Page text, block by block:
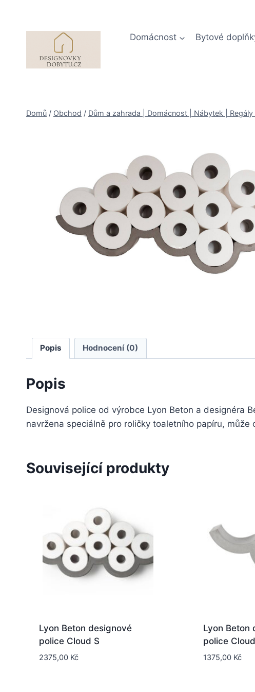
Domácnost Bytové
Domů / Obchod / Dům a zahrada | Domácnost | Nábytek |
Popis Hodnocení (0)
Popis
Designová police od výrobce Lyon Beton a designéra
navržena speciálně pro roličky toaletního papíru,
Související produkty
Lyon Beton designové
police Cloud S
2375,00 Kč
Lyon Beton
police
1375,00 Kč